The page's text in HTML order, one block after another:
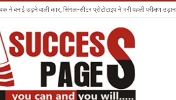
ने बनाई उड़ने वाली कार, सिंगल-सीटर प्रोटोटाइप ने भरी पहली परीक्षण उड़ान